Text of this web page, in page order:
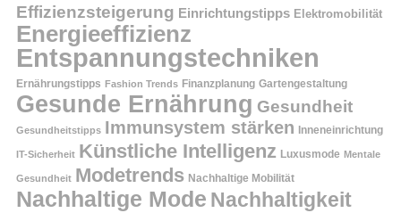
Effizienzsteigerung Einrichtungstipps Elektromobilität
Energieeffizienz
Entspannungstechniken
Ernährungstipps Fashion Trends Finanzplanung Gartengestaltung
Gesunde Ernährung Gesundheit
Gesundheitstipps Immunsystem stärken Inneneinrichtung
IT-Sicherheit Künstliche Intelligenz Luxusmode Mentale
Gesundheit Modetrends Nachhaltige Mobilität
Nachhaltige Mode Nachhaltigkeit